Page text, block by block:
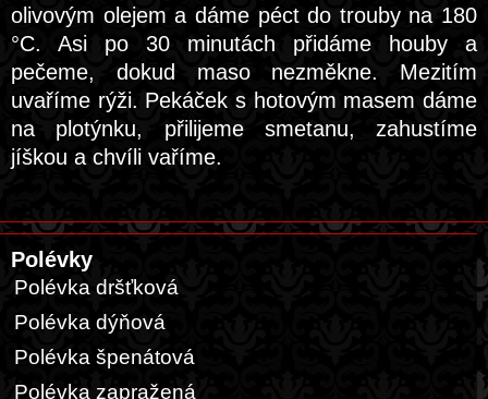
olivovým olejem a dáme péct do trouby na 180
°C. Asi po 30 minutách přidáme houby a
pečeme, dokud maso nezměkne. Mezitím
uvaříme rýži. Pekáček s hotovým masem dáme
na plotýnku, přilijeme smetanu, zahustíme
jíškou a chvíli vaříme.
Polévky
Polévka dršťková
Polévka dýňová
Polévka špenátová
Polévka zapražená